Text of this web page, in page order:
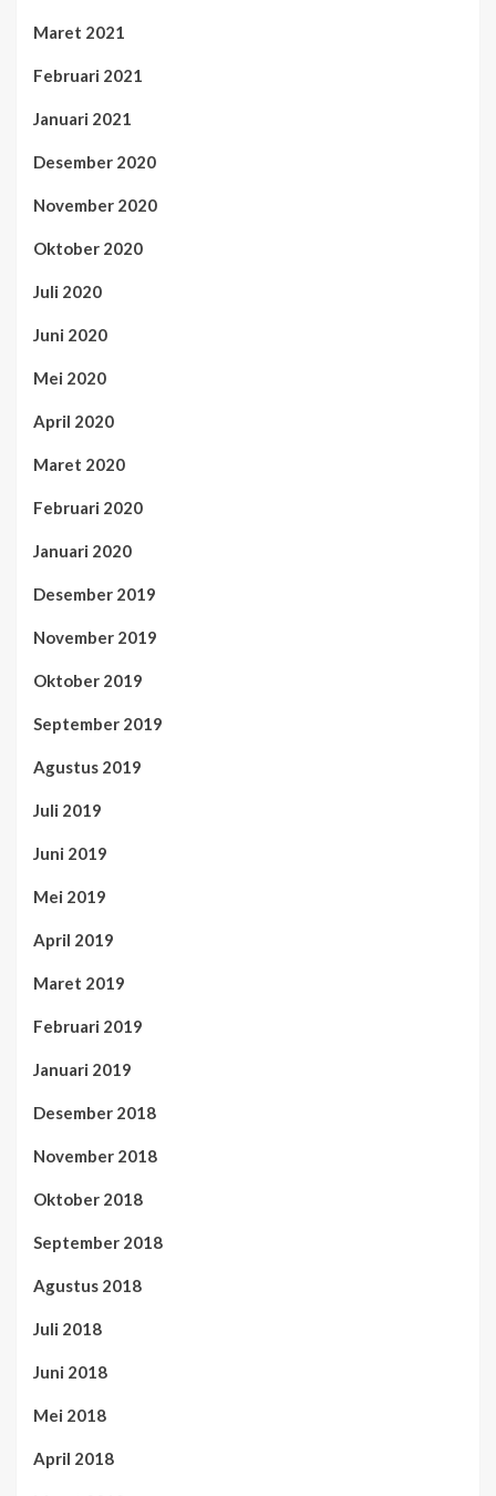
Maret 2021
Februari 2021
Januari 2021
Desember 2020
November 2020
Oktober 2020
Juli 2020
Juni 2020
Mei 2020
April 2020
Maret 2020
Februari 2020
Januari 2020
Desember 2019
November 2019
Oktober 2019
September 2019
Agustus 2019
Juli 2019
Juni 2019
Mei 2019
April 2019
Maret 2019
Februari 2019
Januari 2019
Desember 2018
November 2018
Oktober 2018
September 2018
Agustus 2018
Juli 2018
Juni 2018
Mei 2018
April 2018